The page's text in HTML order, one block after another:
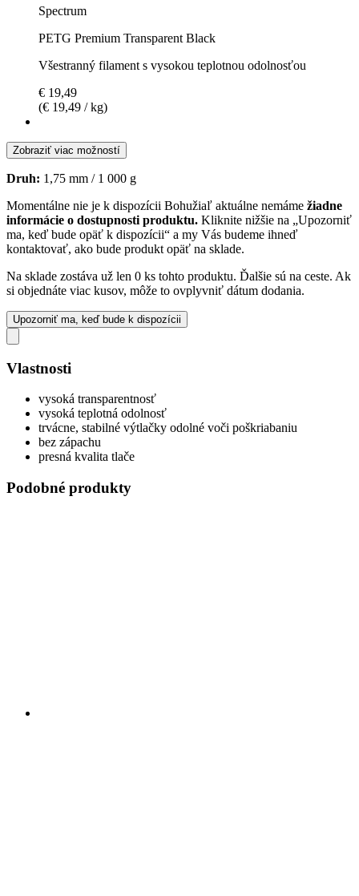
Spectrum
PETG Premium Transparent Black
Všestranný filament s vysokou teplotnou odolnosťou
€ 19,49
(€ 19,49 / kg)
Zobraziť viac možností
Druh: 1,75 mm / 1 000 g
Momentálne nie je k dispozícii Bohužiaľ aktuálne nemáme žiadne
informácie o dostupnosti produktu. Kliknite nižšie na „Upozorniť
ma, keď bude opäť k dispozícii“ a my Vás budeme ihneď
kontaktovať, ako bude produkt opäť na sklade.
Na sklade zostáva už len 0 ks tohto produktu. Ďalšie sú na ceste. Ak
si objednáte viac kusov, môže to ovplyvniť dátum dodania.
Upozorniť ma, keď bude k dispozícii
Vlastnosti
vysoká transparentnosť
vysoká teplotná odolnosť
trvácne, stabilné výtlačky odolné voči poškriabaniu
bez zápachu
presná kvalita tlače
Podobné produkty